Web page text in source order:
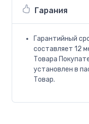
Гарания
Гарантийный
составляет 12
Товара
установлен в
Товар.